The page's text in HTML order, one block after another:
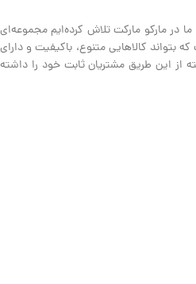
در مارکو مارکت تلاش کرده‌ایم مجموعه‌ای
بتواند کالاهایی متنوع، باکیفیت و دارای
از این طریق مشتریان ثابت خود را داشته